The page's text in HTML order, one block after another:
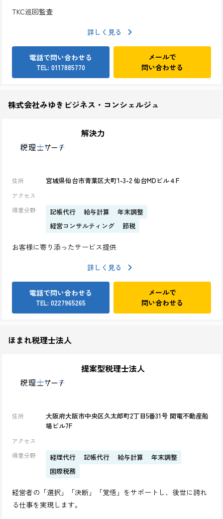
TKC巡回監査
詳しく見る
電話で問い合わせる
TEL: 0117885770
メールで
問い合わせる
株式会社みゆきビジネス・コンシェルジュ
解決力
住所 宮城県仙台市青葉区大町1-3-2 仙台MDビル４F
アクセス
得意分野
記帳代行 給与計算
年末調整
経営コンサルティング
節税
お客様に寄り添ったサービス提供
詳しく見る
電話で問い合わせる
TEL: 0227965265
メールで
問い合わせる
ほまれ税理士法人
提案型税理士法人
住所
大阪府大阪市中央区久太郎町2丁目5番31号 関電不動産船
場ビル7F
アクセス
得意分野
経理代行 記帳代行 給与計算
年末調整
国際税務
経営者の「選択」「決断」「覚悟」をサポートし、後世に誇れ
る仕事を実現します。